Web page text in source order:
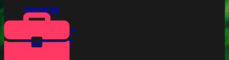
Grotelte
Herbgarden™
RoyalRoom®